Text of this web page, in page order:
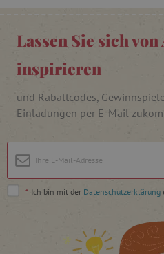
Lassen Sie sich
inspirieren
und Rabattcodes,
Einladungen per E-Mail
* Ich bin mit der Datenschutzerklärung
product_filter_remember